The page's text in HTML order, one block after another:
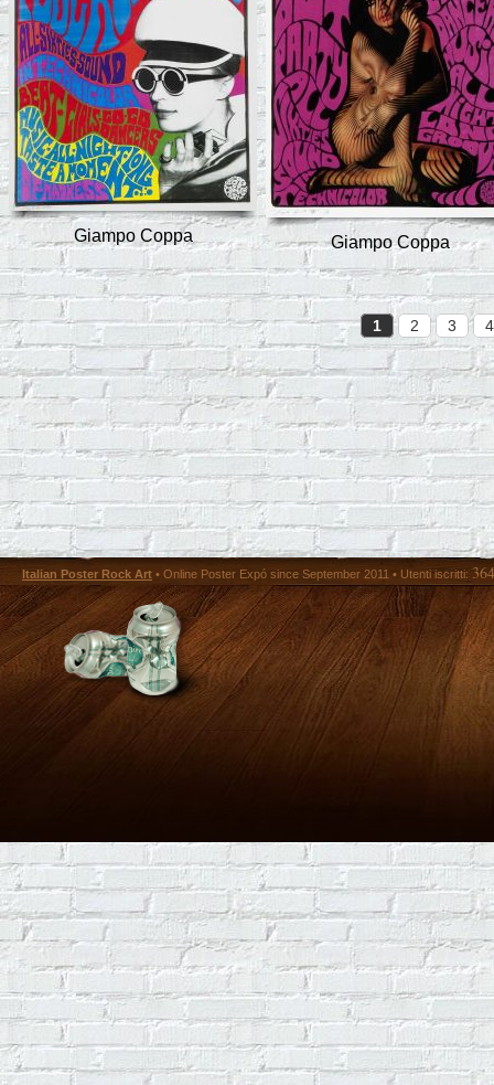
Giampo Coppa Giampo Coppa
1 2 3 4
Italian Poster Rock Art • Online Poster Expó since September 2011 • Utenti iscritti: 364